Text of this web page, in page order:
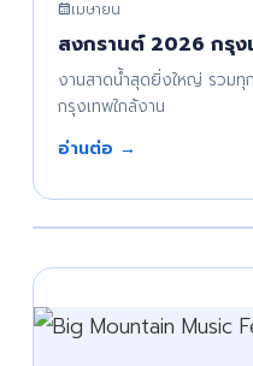
เมษายน
สงกรานต์ 2026 กรุง
งานสาดน้ำสุดยิ่งใหญ่ รวมทุ
กรุงเทพใกล้งาน
อ่านต่อ →